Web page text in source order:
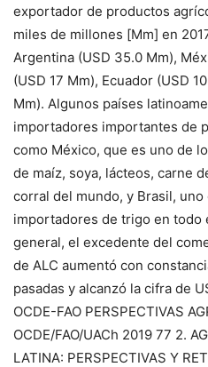
exportador de productos
miles de millones [Mm] en
Argentina (USD 35.0 Mm),
(USD 17 Mm), Ecuador (USD
Mm). Algunos países
importadores importantes de
como México, que es uno de
de maíz, soya, lácteos, carne
corral del mundo, y Brasil, uno
importadores de trigo en todo
general, el excedente del
de ALC aumentó con
pasadas y alcanzó la cifra de
OCDE-FAO PERSPECTIVAS
OCDE/FAO/UACh 2019 77 2.
LATINA: PERSPECTIVAS Y